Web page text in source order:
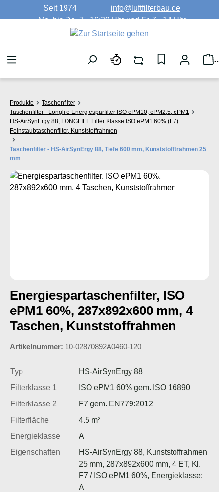
Zum Hauptinhalt springen
Seit 1974
info@luftfilterbau.de
Mo. bis Do. 7 - 16:30 Uhr und Fr. 7 - 14 Uhr
Produkte
Taschenfilter
Taschenfilter - Longlife Energiesparfilter ISO ePM10, ePM2,5, ePM1
HS-AirSynErgy 88, LONGLIFE Filter Klasse ISO ePM1 60% (F7)
Feinstaubtaschenfilter, Kunststoffrahmen
Taschenfilter - HS-AirSynErgy 88, Tiefe 600 mm, Kunststofftrahmen 25
mm
Bildergalerie überspringen
Energiespartaschenfilter, ISO
ePM1 60%, 287x892x600 mm, 4
Taschen, Kunststoffrahmen
Artikelnummer: 10-02870892A0460-120
Typ
HS-AirSynErgy 88
Filterklasse 1
ISO ePM1 60% gem. ISO 16890
Filterklasse 2
F7 gem. EN779:2012
Filterfläche
4.5 m²
Energieklasse
A
Eigenschaften
HS-AirSynErgy 88, Kunststoffrahmen
25 mm, 287x892x600 mm, 4 ET, Kl.
F7 / ISO ePM1 60%, Energieklasse:
A